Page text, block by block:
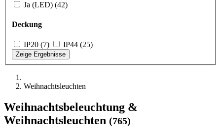
Ja (LED) (42)
Deckung
IP20 (7) IP44 (25)
Zeige Ergebnisse
Weihnachtsleuchten
Weihnachtsbeleuchtung &
Weihnachtsleuchten (765)